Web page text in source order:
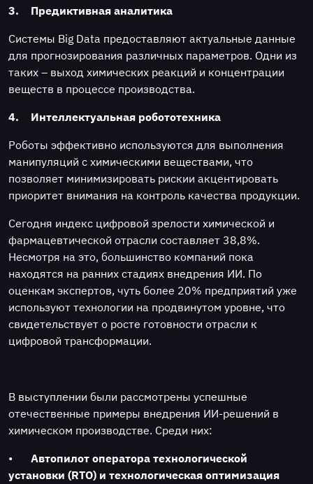
3.
Предиктивная аналитика
Системы Big Data предоставляют актуальные данные
для прогнозирования различных параметров. Одни из
таких – выход химических реакций и концентрации
веществ в процессе производства.
4.
Интеллектуальная робототехника
Роботы эффективно используются для выполнения
манипуляций с химическими веществами, что
позволяет минимизировать рискии акцентировать
приоритет внимания на контроль качества продукции.
Сегодня индекс цифровой зрелости химической и
фармацевтической отрасли составляет 38,8%.
Несмотря на это, большинство компаний пока
находятся на ранних стадиях внедрения ИИ. По
оценкам экспертов, чуть более 20% предприятий уже
используют технологии на продвинутом уровне, что
свидетельствует о росте готовности отрасли к
цифровой трансформации.
В выступлении были рассмотрены успешные
отечественные примеры внедрения ИИ-решений в
химическом производстве. Среди них:
•
Автопилот оператора технологической
установки (RTO) и технологическая оптимизация